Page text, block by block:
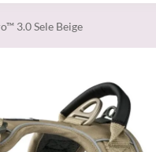
3.0 Sele Beige